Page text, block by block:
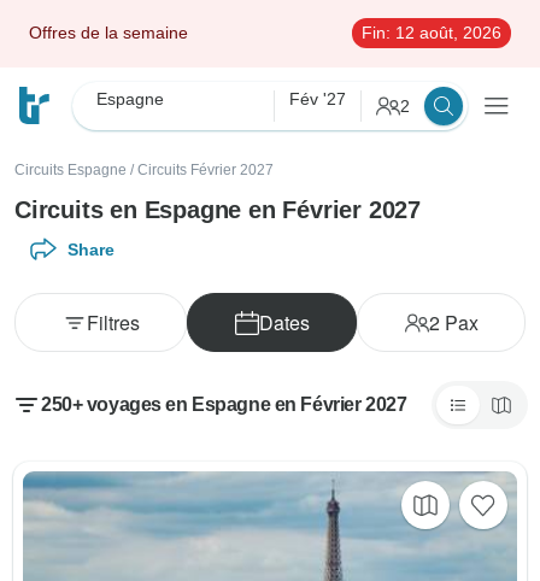
Offres de la semaine Fin: 12 août, 2026
Espagne Fév '27 2
Circuits Espagne / Circuits Février 2027
Circuits en Espagne en Février 2027
Share
Dates 2Pax
Filtres
250+ voyages en Espagne en Février 2027